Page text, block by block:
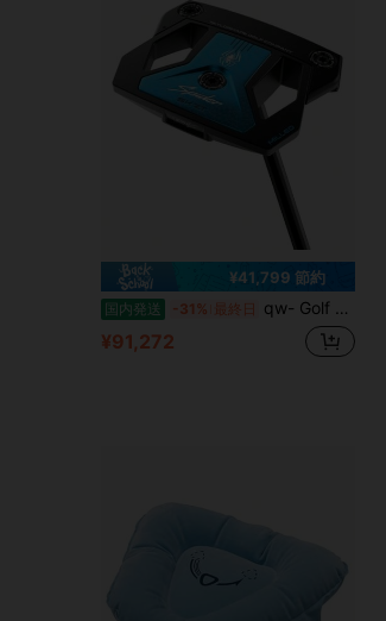
¥41,799 節約
国内発送 -31% 最終日 qw- Golf Spider ZT Putter.
¥91,272